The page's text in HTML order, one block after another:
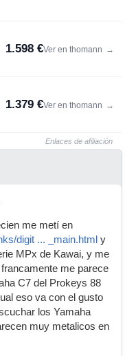
1.598 €Ver en thomann →
1.379 €Ver en thomann →
Enlaces de afiliación
me metí en
digit ... _main.html y
MPx de Kawai, y me
me parece
C7 del Prokeys 88
eso va con el gusto
los Yamaha
muy metalicos en